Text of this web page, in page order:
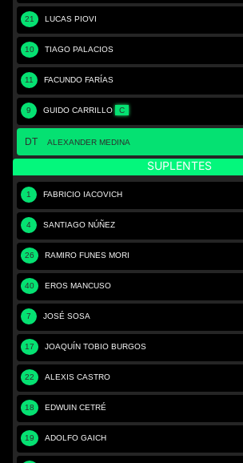
21 LUCAS PIOVI
10 TIAGO PALACIOS
11 FACUNDO FARÍAS
9 GUIDO CARRILLO C
DT ALEXANDER MEDINA
SUPLENTES
1 FABRICIO IACOVICH
4 SANTIAGO NÚÑEZ
26 RAMIRO FUNES MORI
40 EROS MANCUSO
7 JOSÉ SOSA
17 JOAQUÍN TOBIO BURGOS
22 ALEXIS CASTRO
18 EDWUIN CETRÉ
19 ADOLFO GAICH